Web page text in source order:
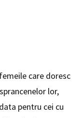
care doresc
lor,
pentru cei cu